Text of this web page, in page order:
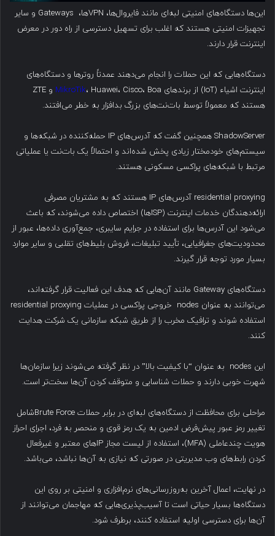
این‌ها دستگاه‌های امنیتی لبه‌ای مانند فایروال‌ها، VPNها، Gateways و سایر
تجهیزات امنیتی هستند که اغلب برای تسهیل دسترسی از راه دور در معرض
اینترنت قرار دارند.
دستگاه‌هایی که این حملات را انجام می‌دهند عمدتاً روترها و دستگاه‌های
اینترنت اشیاء (IoT) از برندهای
MikroTik
، Huawei، Cisco، Boa و ZTE
هستند که معمولاً توسط بات‌نت‌های بزرگ بدافزار به خطر می‌افتند.
ShadowServer همچنین گفت که آدرس‌های IP حمله‌کننده در شبکه‌ها و
سیستم‌های خودمختار زیادی پخش شده‌اند و احتمالاً یک بات‌نت یا عملیاتی
مرتبط با شبکه‌های پراکسی مسکونی هستند.
residential proxying آدرس‌های IP هستند که به مشتریان مصرفی
ارائه‌دهندگان خدمات اینترنت (ISPها) اختصاص داده می‌شوند، که باعث
می‌شود این آدرس‌ها برای استفاده در جرایم سایبری، جمع‌آوری داده‌ها، عبور از
محدودیت‌های جغرافیایی، تأیید تبلیغات، فروش بلیط‌های تقلبی و سایر موارد
بسیار مورد توجه قرار گیرند.
دستگاه‌های Gateway مانند آن‌هایی که هدف این فعالیت قرار گرفته‌اند،
می‌توانند به عنوان nodes خروجی پراکسی در عملیات residential proxying
استفاده شوند و ترافیک مخرب را از طریق شبکه سازمانی یک شرکت هدایت
کنند.
این nodes به عنوان “با کیفیت بالا” در نظر گرفته می‌شوند زیرا سازمان‌ها
شهرت خوبی دارند و حملات شناسایی و متوقف کردن آن‌ها سخت‌تر است.
مراحلی برای محافظت از دستگاه‌های لبه‌ای در برابر حملات Brute Forceشامل
تغییر رمز عبور پیش‌فرض ادمین به یک رمز قوی و منحصر به فرد، اجرای احراز
هویت چندعاملی (MFA)، استفاده از لیست مجاز IPهای معتبر و غیرفعال
کردن رابط‌های وب مدیریتی در صورتی که نیازی به آن‌ها نباشد، می‌باشد.
در نهایت، اعمال آخرین به‌روزرسانی‌های نرم‌افزاری و امنیتی بر روی این
دستگاه‌ها بسیار حیاتی است تا آسیب‌پذیری‌هایی که مهاجمان می‌توانند از
آن‌ها برای دسترسی اولیه استفاده کنند، برطرف شود.